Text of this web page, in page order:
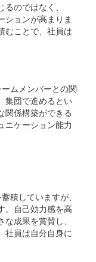
のではなく、
ションが高まりま
むことで、社員は
ムメンバーとの関
集団で進めるとい
関係構築ができる
ニケーション能力
積していますが、
。自己効力感を高
成果を賞賛し、
社員は自分自身に